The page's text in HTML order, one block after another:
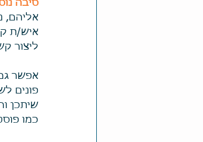
סיבה
אליהם,
איש/ת
ליצור
אפשר
פונים
שיתכן
כמו